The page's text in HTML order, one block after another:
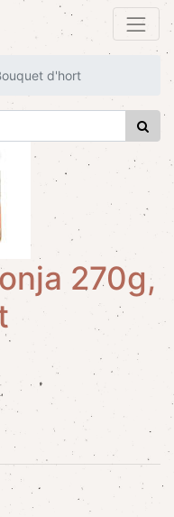
d'hort
270g,